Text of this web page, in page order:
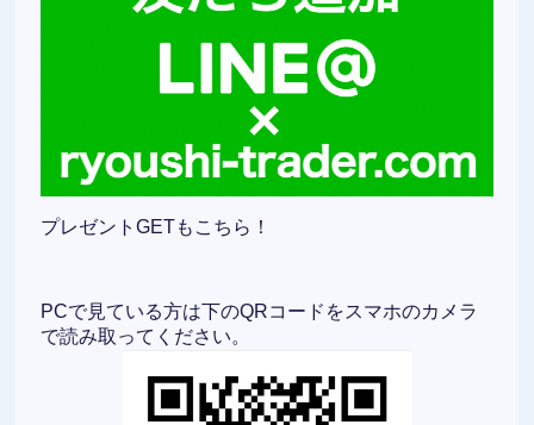
プレゼントGETもこちら！
PCで見ている方は下のQRコードをスマホのカメラ
で読み取ってください。